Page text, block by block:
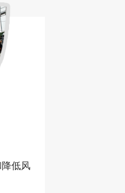
低风